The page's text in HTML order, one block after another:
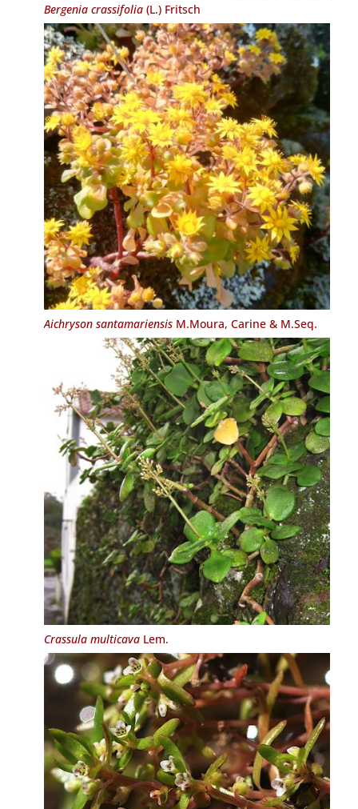
Bergenia crassifolia(L.) Fritsch
Aichryson santamariensisM.Moura, Carine & M.Seq.
Crassula multicavaLem.